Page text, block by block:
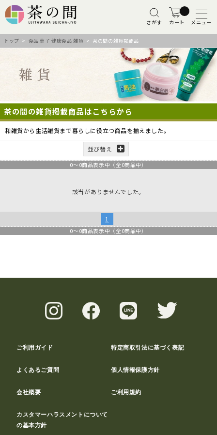
さがす カート メニュー
トップ > 食品 菓子 健康食品 雑貨 > 茶の間の雑貨掲載品
茶の間の雑貨掲載商品はこちらから
和雑貨から生活雑貨まで暮らしに役立つ商品を揃えました。
並び替え
0～0商品表示中（全0商品中）
該当がありませんでした。
1
0～0商品表示中（全0商品中）
ご利用ガイド 特定商取引法に基づく表記
よくあるご質問 個人情報保護方針
会社概要 ご利用規約
カスタマーハラスメントについて
の基本方針